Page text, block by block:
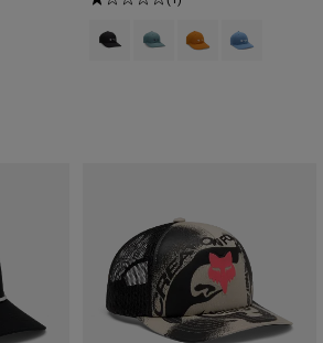
Product swatch type of Zwart.
Product swatch type of
Product swatch
Product